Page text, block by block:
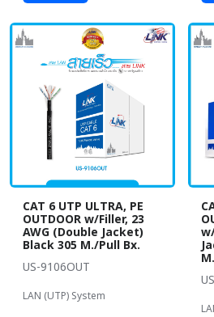
CAT 6 UTP ULTRA, PE
OUTDOOR w/Filler, 23
AWG (Double Jacket)
Black 305 M./Pull Bx.
US-9106OUT
LAN (UTP) System